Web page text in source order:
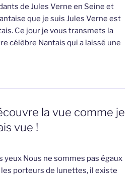
de Jules Verne en Seine et
que je suis Jules Verne est
Ce jour je vous transmets la
célèbre Nantais qui a laissé une
la vue comme je
vue !
yeux Nous ne sommes pas égaux
porteurs de lunettes, il existe